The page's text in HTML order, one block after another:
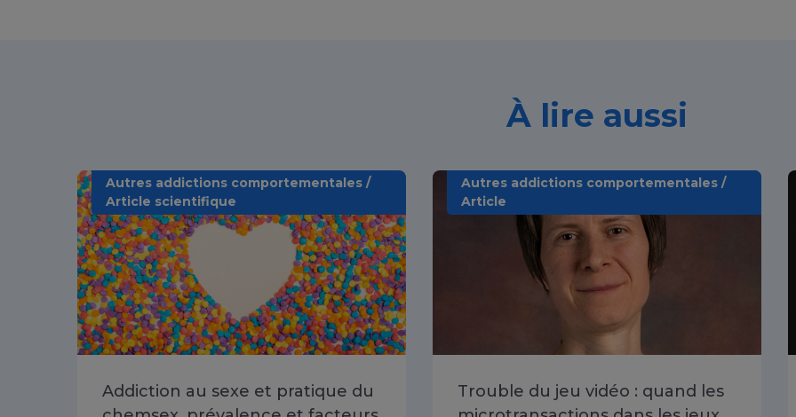
À lire aussi
Autres addictions comportementales /
Article scientifique
Addiction au sexe et pratique du
Autres addictions comportementales /
Article
Trouble du jeu vidéo : quand les